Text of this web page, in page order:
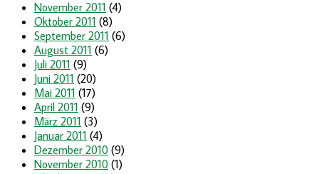
November 2011 (4)
Oktober 2011 (8)
September 2011 (6)
August 2011 (6)
Juli 2011 (9)
Juni 2011 (20)
Mai 2011 (17)
April 2011 (9)
März 2011 (3)
Januar 2011 (4)
Dezember 2010 (9)
November 2010 (1)